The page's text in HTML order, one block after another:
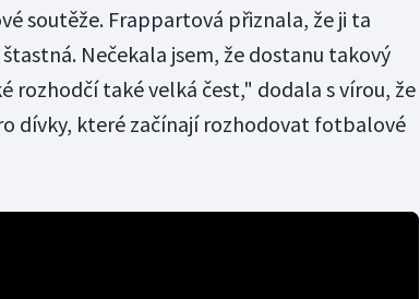
soutěže. Frappartová přiznala, že ji ta
Nečekala jsem, že dostanu takový
rozhodčí také velká čest," dodala s vírou, že
dívky, které začínají rozhodovat fotbalové